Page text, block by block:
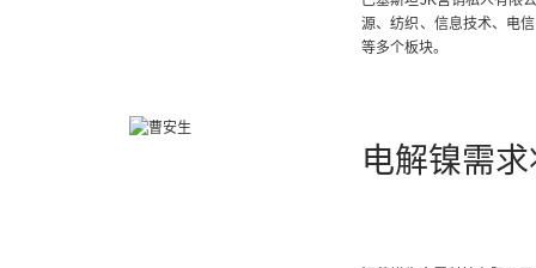
源、纺织、信息技术、电
等多个板块。
电解镍需